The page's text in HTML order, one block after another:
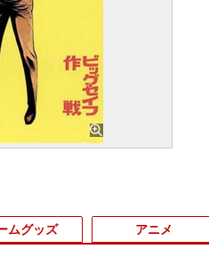
ムグッズ アニメ